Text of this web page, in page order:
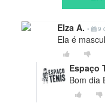
Elza A. • 9
Ela é
Espaço
Bom dia